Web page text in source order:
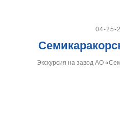
04-25-
Экскурсия на завод АО